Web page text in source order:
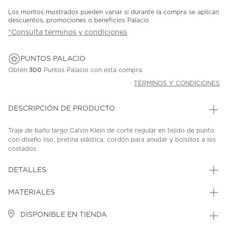
Los montos mostrados pueden variar si durante la compra se aplican
descuentos, promociones o beneficios Palacio
*Consulta términos y condiciones
PUNTOS PALACIO
Obtén 300 Puntos Palacio con esta compra.
TÉRMINOS Y CONDICIONES
DESCRIPCIÓN DE PRODUCTO
Traje de baño largo Calvin Klein de corte regular en tejido de punto
con diseño liso, pretina elástica, cordón para anudar y bolsillos a los
costados.
DETALLES
MATERIALES
DISPONIBLE EN TIENDA